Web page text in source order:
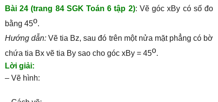
Bài 24 (trang 84 SGK Toán 6 tập 2): Vẽ góc xBy có số đo
bằng 45o.
Hướng dẫn: Vẽ tia Bz, sau đó trên một nửa mặt phẳng có bờ
chứa tia Bx vẽ tia By sao cho góc xBy = 45o.
Lời giải:
– Vẽ hình: